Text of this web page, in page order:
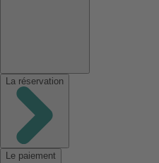
La réservation
Le paiement